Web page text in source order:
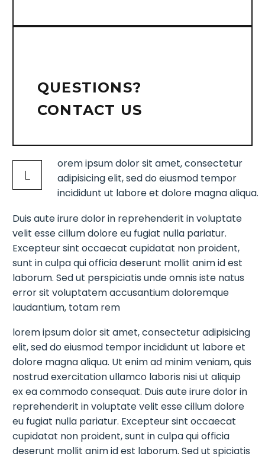
QUESTIONS?
CONTACT US
L
orem ipsum dolor sit amet, consectetur
adipisicing elit, sed do eiusmod tempor
incididunt ut labore et dolore magna aliqua.
Duis aute irure dolor in reprehenderit in voluptate
velit esse cillum dolore eu fugiat nulla pariatur.
Excepteur sint occaecat cupidatat non proident,
sunt in culpa qui officia deserunt mollit anim id est
laborum. Sed ut perspiciatis unde omnis iste natus
error sit voluptatem accusantium doloremque
laudantium, totam rem
lorem ipsum dolor sit amet, consectetur adipisicing
elit, sed do eiusmod tempor incididunt ut labore et
dolore magna aliqua. Ut enim ad minim veniam, quis
nostrud exercitation ullamco laboris nisi ut aliquip
ex ea commodo consequat. Duis aute irure dolor in
reprehenderit in voluptate velit esse cillum dolore
eu fugiat nulla pariatur. Excepteur sint occaecat
cupidatat non proident, sunt in culpa qui officia
deserunt mollit anim id est laborum. Sed ut spiciatis